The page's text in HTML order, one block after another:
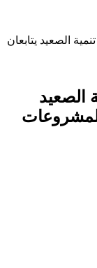
الصعيد يتابعان
الصعيد
للمشروعات